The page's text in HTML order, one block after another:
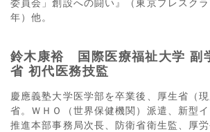
委員会」創設への闘い』（東京プレスク
年）他。
鈴木康裕 国際医療福祉大学 副
省 初代医務技監
慶應義塾大学医学部を卒業後、厚生省（
省。ＷＨＯ（世界保健機関）派遣、新型
推進本部事務局次長、防衛省衛生監、厚